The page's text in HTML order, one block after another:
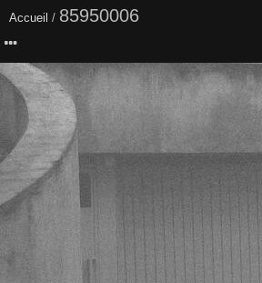
Accueil / 85950006